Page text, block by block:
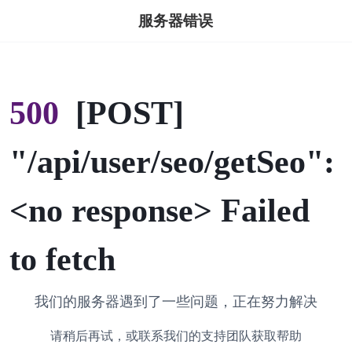
服务器错误
500 [POST]
"/api/user/seo/getSeo":
<no response> Failed
to fetch
我们的服务器遇到了一些问题，正在努力解决
请稍后再试，或联系我们的支持团队获取帮助